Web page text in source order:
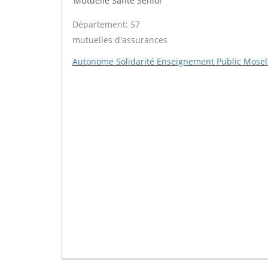
Département: 57
mutuelles d'assurances
Autonome Solidarité Enseignement Public